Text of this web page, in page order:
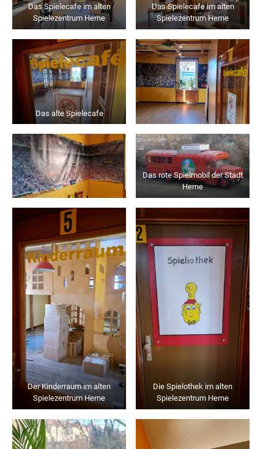
Das Spielecafe im alten
Spielezentrum Herne
Das Spielecafe im alten
Spielezentrum Herne
Das alte Spielecafe
Das rote Spielmobil der Stadt
Herne
Der Kinderraum im alten
Spielezentrum Herne
Die Spielothek im alten
Spielezentrum Herne